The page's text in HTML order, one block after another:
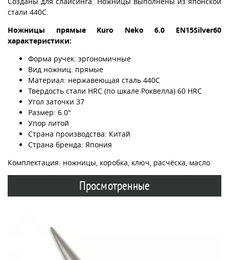
стали 440С.
Ножницы прямые Kuro Neko 6.0 EN15Silver60
характеристики:
Форма ручек: эргономичные
Вид ножниц: прямые
Материал: нержавеющая сталь 440С
Твердость стали HRC (по шкале Роквелла) 60 HRC
Угол заточки 37
Размер: 6.0"
Упор литой
Страна производства: Китай
Страна бренда: Япония
Комплектация: ножницы, коробка, ключ, расчёска, масло
Просмотренные